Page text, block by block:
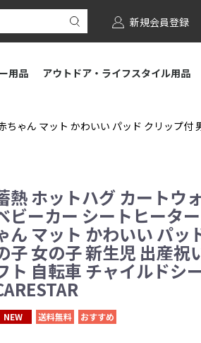
新規会員登録
用品 アウトドア・ライフスタイル用品
ゃん マット かわいい パッド クリップ付
熱 ホットハグ カートウ
ビーカー シートヒータ
ん マット かわいい パッ
子 女の子 新生児 出産祝
ト 自転車 チャイルドシ
NEW 送料無料 おすすめ